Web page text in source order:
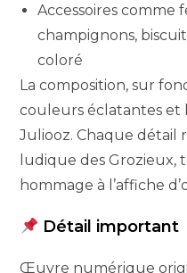
Accessoires comme
champignons,
coloré
La composition, sur
couleurs éclatantes et
Juliooz. Chaque détail
ludique des Grozieux,
hommage à l’affiche
Détail important
Œuvre numérique